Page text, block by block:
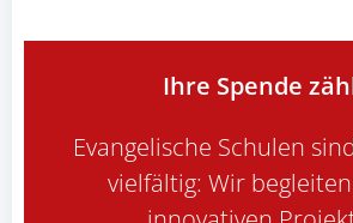
Ihre Spende
Evangelische Schulen
vielfältig: Wir